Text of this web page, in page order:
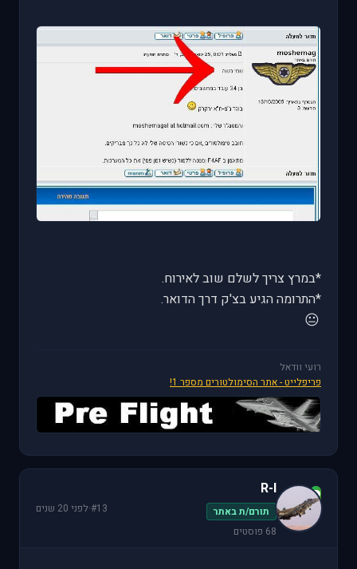
*במרץ צריך לשלם שוב לאירוח.
*התרומה הגיע בצ'ק דרך הדואר.
😐
רועי וודאל
פריפלייט - אתר הסימולטורים מספר 1!
R
R-I
תורם/ת באתר
68 פוסטים
#13
·לפני 20 שנים